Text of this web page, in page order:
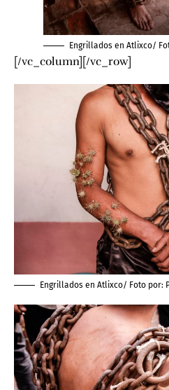
Engrillados en Atlixco/
[/vc_column][/vc_row]
Engrillados en Atlixco/ Foto por: